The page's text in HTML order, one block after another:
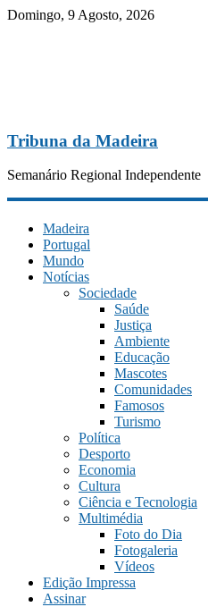
Domingo, 9 Agosto, 2026
Tribuna da Madeira
Semanário Regional Independente
Madeira
Portugal
Mundo
Notícias
Sociedade
Saúde
Justiça
Ambiente
Educação
Mascotes
Comunidades
Famosos
Turismo
Política
Desporto
Economia
Cultura
Ciência e Tecnologia
Multimédia
Foto do Dia
Fotogaleria
Vídeos
Edição Impressa
Assinar